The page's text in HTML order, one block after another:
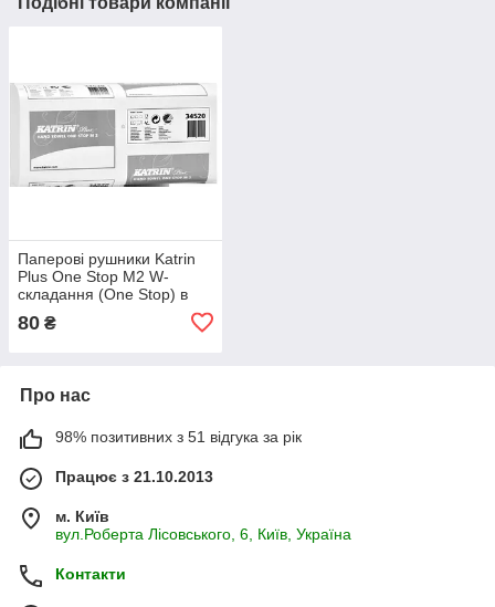
Паперові рушники Katrin
Plus One Stop M2 W-
складання (One Stop) в
80 ₴
Про нас
98% позитивних з 51 відгука за рік
Працює з 21.10.2013
м. Київ
вул.Роберта Лісовського, 6, Київ, Україна
Контакти